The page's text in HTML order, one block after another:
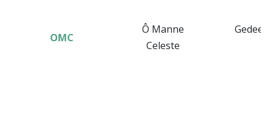
OMC
Ô Manne
Celeste